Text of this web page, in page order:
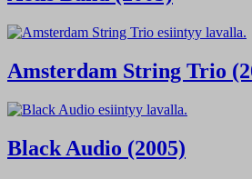
Amsterdam String Trio
Black Audio (2005)